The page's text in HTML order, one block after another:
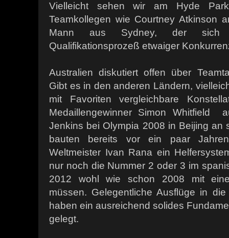
Vielleicht sehen wir am Hyde
Teamkollegen wie Courtney Atkinson
Mann aus Sydney, der sich
Qualifikationsprozeß etwaiger
Australien diskutiert offen über
Gibt es in den anderen Ländern,
mit Favoriten vergleichbare
Medaillengewinner Simon Whitfield
Jenkins bei Olympia 2008 in Beijing an
bauten bereits vor ein paar
Weltmeister Ivan Rana ein
nur noch die Nummer 2 oder 3 im
2012 wohl wie schon 2008 mit
müssen. Gelegentliche Ausflüge in
haben ein ausreichend solides
gelegt.